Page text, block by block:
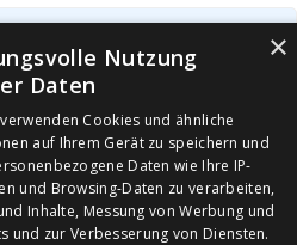
& Jahrmarkt Freigelände
×
Nutzung
Daten
Cookies und ähnliche
auf Ihrem Gerät zu speichern und
Daten wie Ihre IP-
und Browsing-Daten zu verarbeiten,
Inhalte, Messung von Werbung und
und zur Verbesserung von Diensten.